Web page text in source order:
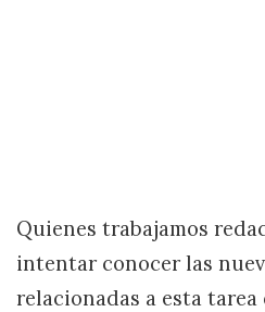
Quienes trabajamos
intentar conocer las
relacionadas a esta tarea